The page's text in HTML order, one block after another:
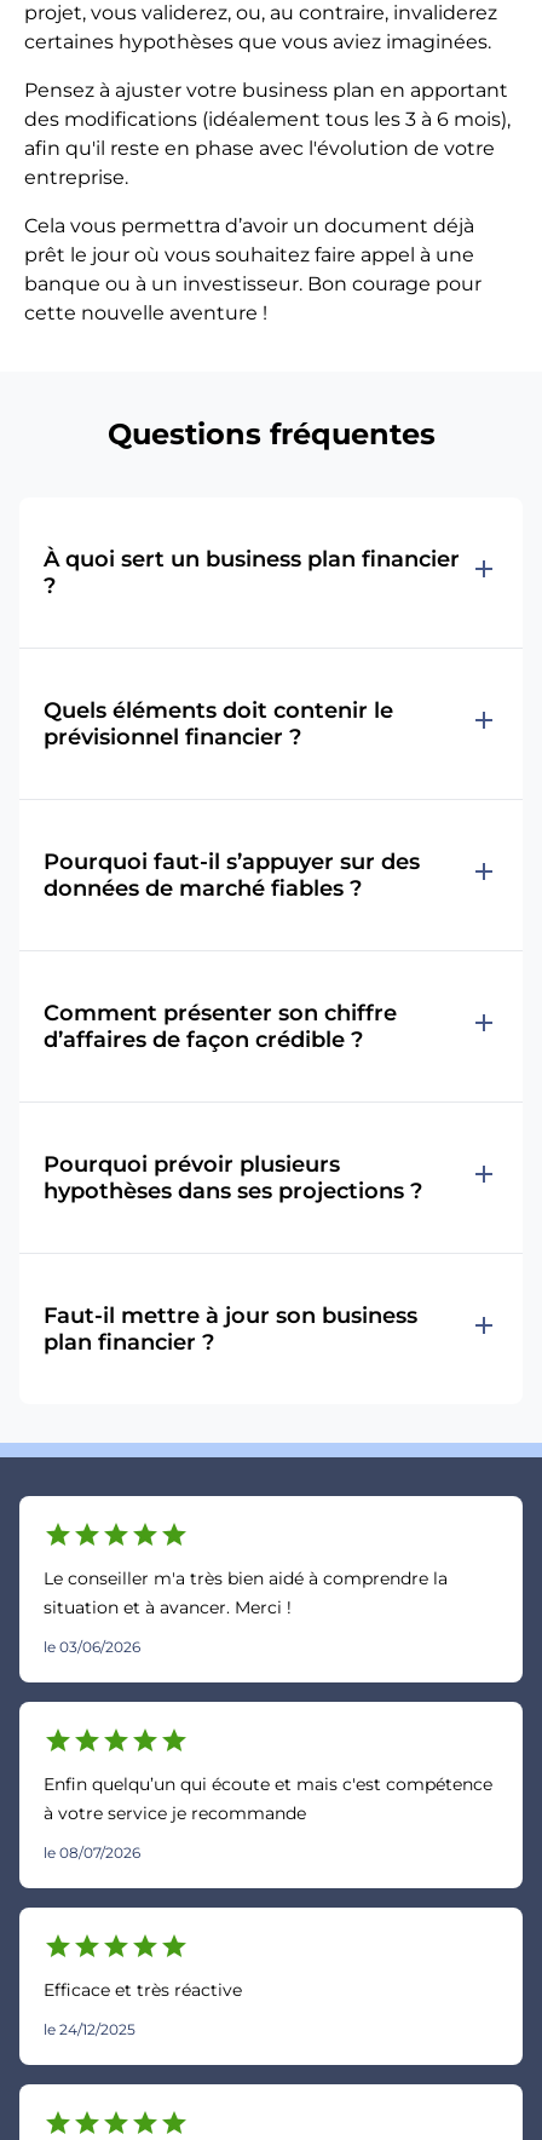
projet, vous validerez, ou, au contraire, invaliderez
certaines hypothèses que vous aviez imaginées.
Pensez à ajuster votre business plan en apportant
des modifications (idéalement tous les 3 à 6 mois),
afin qu'il reste en phase avec l'évolution de votre
entreprise.
Cela vous permettra d’avoir un document déjà
prêt le jour où vous souhaitez faire appel à une
banque ou à un investisseur. Bon courage pour
cette nouvelle aventure !
Questions fréquentes
À quoi sert un business plan financier
?
add
Quels éléments doit contenir le
prévisionnel financier ?
add
Pourquoi faut-il s’appuyer sur des
données de marché fiables ?
add
Comment présenter son chiffre
d’affaires de façon crédible ?
add
Pourquoi prévoir plusieurs
hypothèses dans ses projections ?
add
Faut-il mettre à jour son business
plan financier ?
add
starstarstarstarstar
Le conseiller m'a très bien aidé à comprendre la
situation et à avancer. Merci !
le 03/06/2026
starstarstarstarstar
Enfin quelqu’un qui écoute et mais c'est compétence
à votre service je recommande
le 08/07/2026
starstarstarstarstar
Efficace et très réactive
le 24/12/2025
starstarstarstarstar